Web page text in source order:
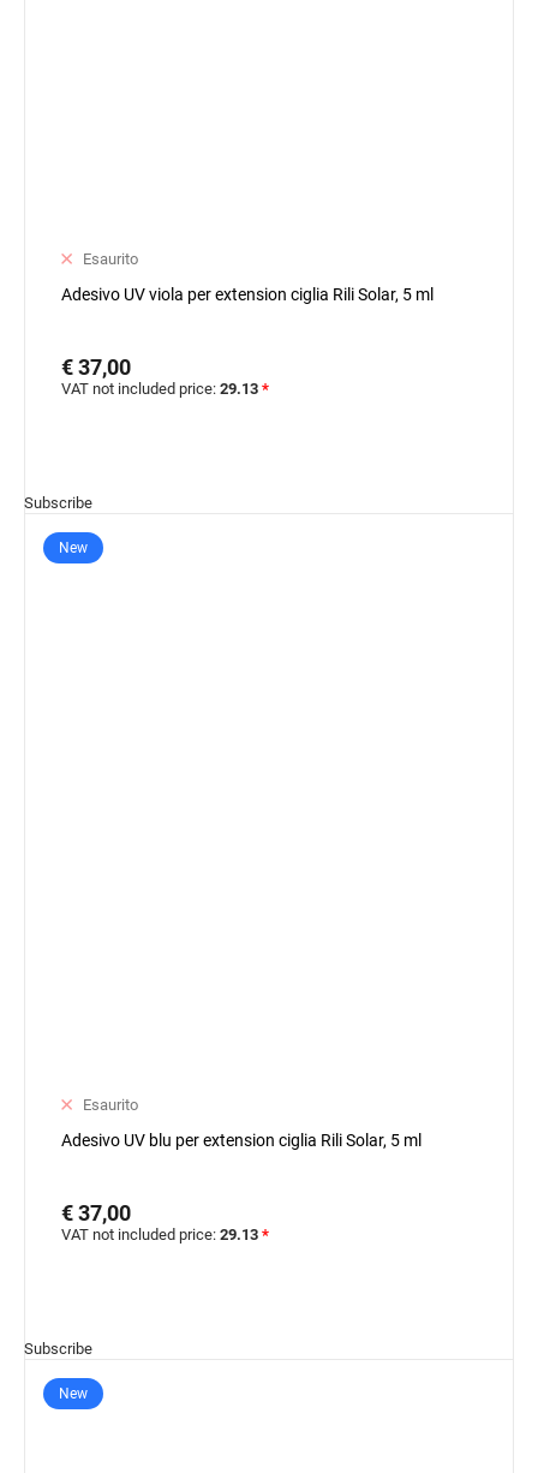
Esaurito
Adesivo UV viola per extension ciglia Rili Solar, 5 ml
€ 37,00
VAT not included price: 29.13 *
Subscribe
New
Esaurito
Adesivo UV blu per extension ciglia Rili Solar, 5 ml
€ 37,00
VAT not included price: 29.13 *
Subscribe
New